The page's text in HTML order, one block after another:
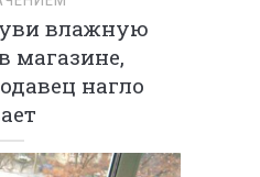
влажную
магазине,
нагло